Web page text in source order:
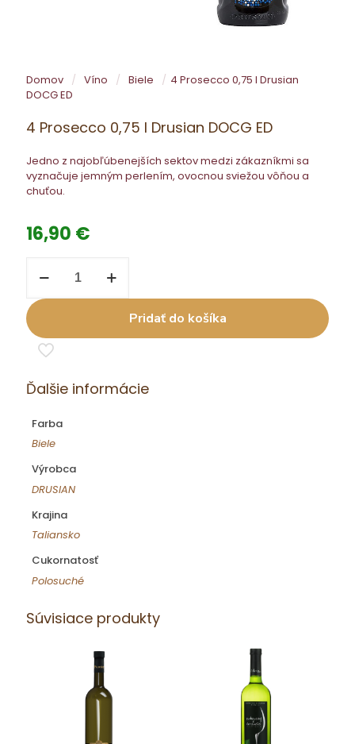
Domov / Víno / Biele / 4 Prosecco 0,75 l Drusian
DOCG ED
4 Prosecco 0,75 l Drusian DOCG ED
Jedno z najobľúbenejších sektov medzi zákazníkmi sa
vyznačuje jemným perlením, ovocnou sviežou vôňou a
chuťou.
16,90 €
0,75
l
Drusian
DOCG
Pridať do košíka
Ďalšie informácie
Farba
Biele
Výrobca
DRUSIAN
Krajina
Taliansko
Cukornatosť
Polosuché
Súvisiace produkty